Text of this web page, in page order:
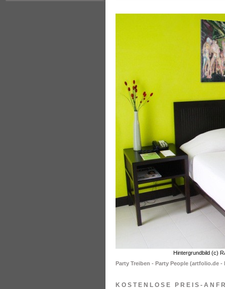
Party Treiben - Party People (artfolio.de -
KOSTENLOSE PREIS-